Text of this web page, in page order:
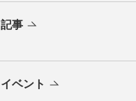
記事
イベント